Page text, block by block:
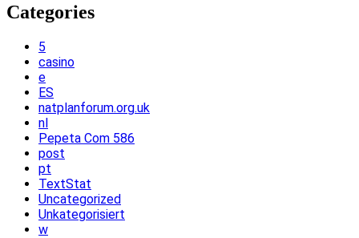
Categories
5
casino
e
ES
natplanforum.org.uk
nl
Pepeta Com 586
post
pt
TextStat
Uncategorized
Unkategorisiert
w